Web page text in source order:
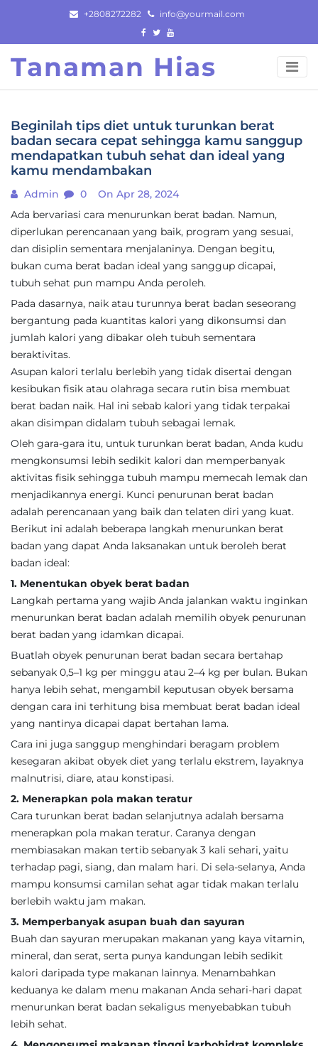
content
+2808272282 info@yourmail.com
Tanaman Hias
Beginilah tips diet untuk turunkan berat
badan secara cepat sehingga kamu sanggup
mendapatkan tubuh sehat dan ideal yang
kamu mendambakan
Admin 0
On Apr 28, 2024
Ada bervariasi cara menurunkan berat badan. Namun,
diperlukan perencanaan yang baik, program yang sesuai,
dan disiplin sementara menjalaninya. Dengan begitu,
bukan cuma berat badan ideal yang sanggup dicapai,
tubuh sehat pun mampu Anda peroleh.
Pada dasarnya, naik atau turunnya berat badan seseorang
bergantung pada kuantitas kalori yang dikonsumsi dan
jumlah kalori yang dibakar oleh tubuh sementara
beraktivitas.
Asupan kalori terlalu berlebih yang tidak disertai dengan
kesibukan fisik atau olahraga secara rutin bisa membuat
berat badan naik. Hal ini sebab kalori yang tidak terpakai
akan disimpan didalam tubuh sebagai lemak.
Oleh gara-gara itu, untuk turunkan berat badan, Anda kudu
mengkonsumsi lebih sedikit kalori dan memperbanyak
aktivitas fisik sehingga tubuh mampu memecah lemak dan
menjadikannya energi. Kunci penurunan berat badan
adalah perencanaan yang baik dan telaten diri yang kuat.
Berikut ini adalah beberapa langkah menurunkan berat
badan yang dapat Anda laksanakan untuk beroleh berat
badan ideal:
1. Menentukan obyek berat badan
Langkah pertama yang wajib Anda jalankan waktu inginkan
menurunkan berat badan adalah memilih obyek penurunan
berat badan yang idamkan dicapai.
Buatlah obyek penurunan berat badan secara bertahap
sebanyak 0,5–1 kg per minggu atau 2–4 kg per bulan. Bukan
hanya lebih sehat, mengambil keputusan obyek bersama
dengan cara ini terhitung bisa membuat berat badan ideal
yang nantinya dicapai dapat bertahan lama.
Cara ini juga sanggup menghindari beragam problem
kesegaran akibat obyek diet yang terlalu ekstrem, layaknya
malnutrisi, diare, atau konstipasi.
2. Menerapkan pola makan teratur
Cara turunkan berat badan selanjutnya adalah bersama
menerapkan pola makan teratur. Caranya dengan
membiasakan makan tertib sebanyak 3 kali sehari, yaitu
terhadap pagi, siang, dan malam hari. Di sela-selanya, Anda
mampu konsumsi camilan sehat agar tidak makan terlalu
berlebih waktu jam makan.
3. Memperbanyak asupan buah dan sayuran
Buah dan sayuran merupakan makanan yang kaya vitamin,
mineral, dan serat, serta punya kandungan lebih sedikit
kalori daripada type makanan lainnya. Menambahkan
keduanya ke dalam menu makanan Anda sehari-hari dapat
menurunkan berat badan sekaligus menyebabkan tubuh
lebih sehat.